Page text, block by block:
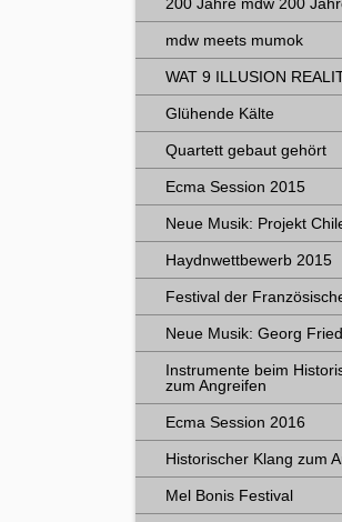
mdw meets mumok
WAT 9 ILLUSION
Glühende Kälte
Quartett gebaut gehört
Ecma Session 2015
Neue Musik: Projekt
Haydnwettbewerb 2015
Festival der
Neue Musik: Georg
Instrumente beim
zum Angreifen
Ecma Session 2016
Historischer Klang zum
Mel Bonis Festival